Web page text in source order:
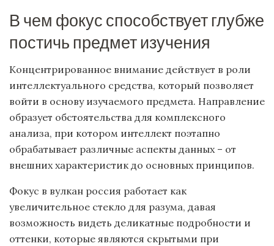
В чем фокус способствует глубже
постичь предмет изучения
Концентрированное внимание действует в роли
интеллектуального средства, который позволяет
войти в основу изучаемого предмета. Направление
образует обстоятельства для комплексного
анализа, при котором интеллект поэтапно
обрабатывает различные аспекты данных – от
внешних характеристик до основных принципов.
Фокус в вулкан россия работает как
увеличительное стекло для разума, давая
возможность видеть деликатные подробности и
оттенки, которые являются скрытыми при